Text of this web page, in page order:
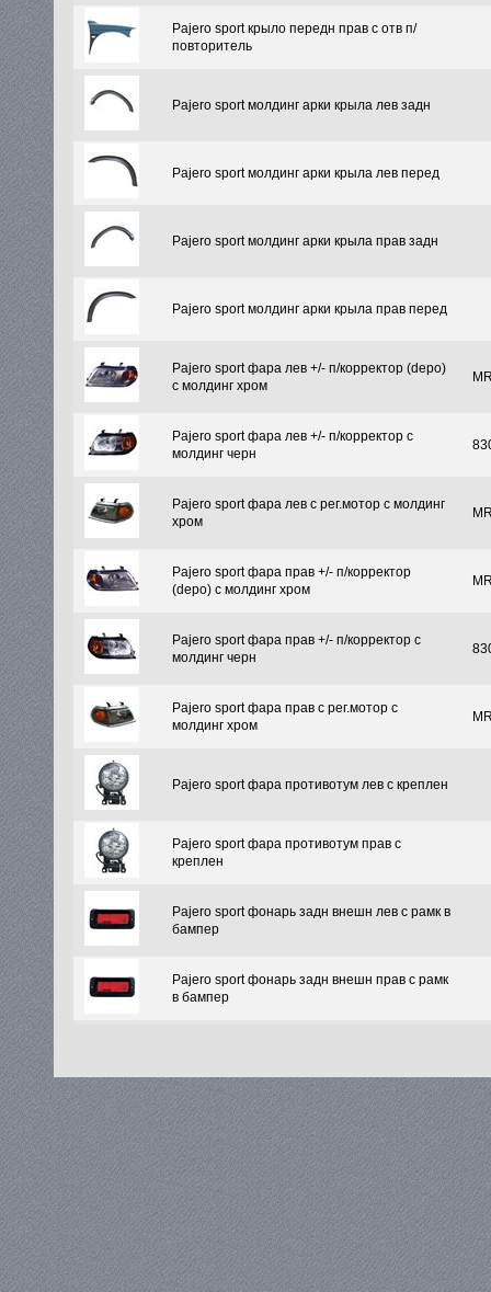
Pajero sport крыло передн прав с отв п/
повторитель
Pajero sport молдинг арки крыла лев задн
Pajero sport молдинг арки крыла лев перед
Pajero sport молдинг арки крыла прав задн
Pajero sport молдинг арки крыла прав перед
Pajero sport фара лев +/- п/корректор (depo)
с молдинг хром
Pajero sport фара лев +/- п/корректор с
молдинг черн
Pajero sport фара лев с рег.мотор с молдинг
хром
Pajero sport фара прав +/- п/корректор
(depo) с молдинг хром
Pajero sport фара прав +/- п/корректор с
молдинг черн
Pajero sport фара прав с рег.мотор с
молдинг хром
Pajero sport фара противотум лев с креплен
Pajero sport фара противотум прав с
креплен
Pajero sport фонарь задн внешн лев с рамк в
бампер
Pajero sport фонарь задн внешн прав с рамк
в бампер